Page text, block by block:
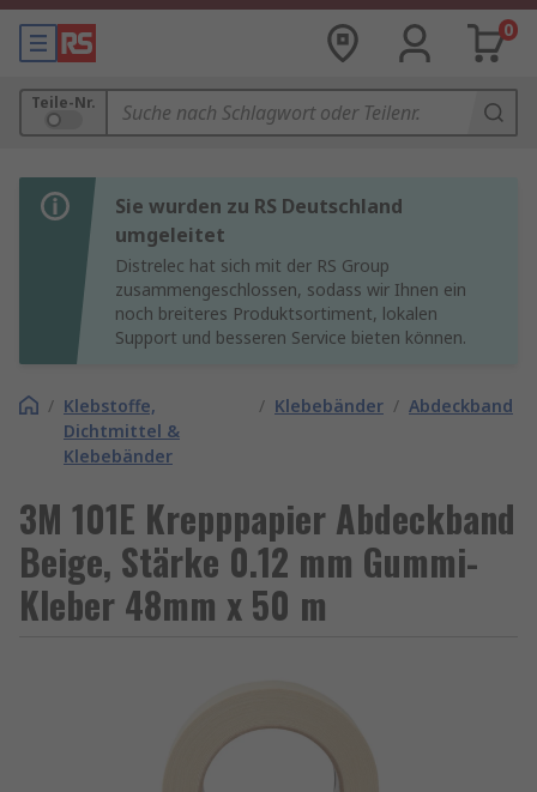
0
Teile-Nr.
Sie wurden zu RS Deutschland
umgeleitet
Distrelec hat sich mit der RS Group
zusammengeschlossen, sodass wir Ihnen ein
noch breiteres Produktsortiment, lokalen
Support und besseren Service bieten können.
/ Klebstoffe,
Dichtmittel &
Klebebänder
/ Klebebänder / Abdeckband
3M 101E Krepppapier Abdeckband
Beige, Stärke 0.12 mm Gummi-
Kleber 48mm x 50 m